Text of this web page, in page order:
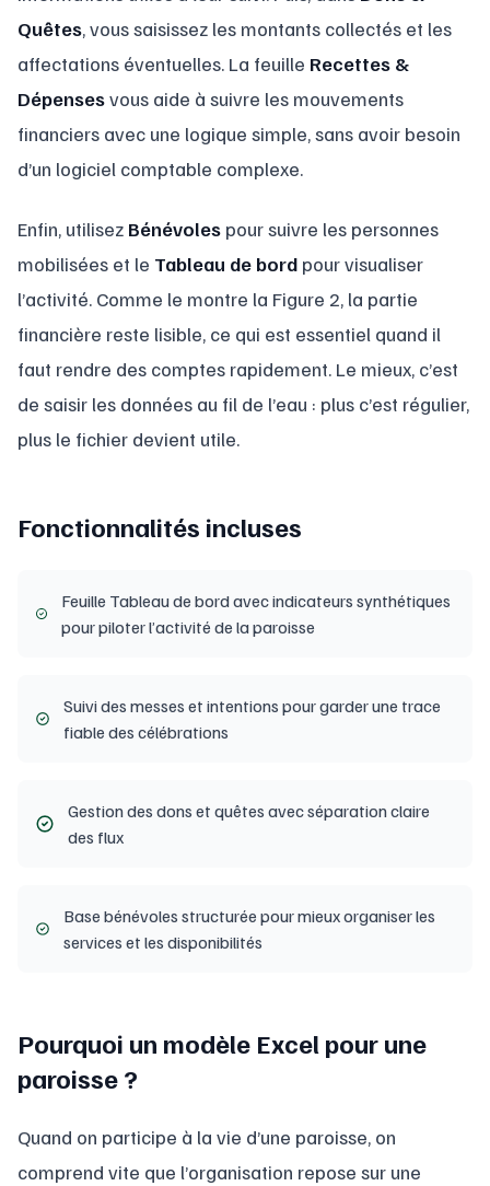
Quêtes, vous saisissez les montants collectés et les
affectations éventuelles. La feuille Recettes &
Dépensesvous aide à suivre les mouvements
financiers avec une logique simple, sans avoir besoin
d’un logiciel comptable complexe.
Enfin, utilisez Bénévoles pour suivre les personnes
mobilisées et le Tableau de bord pour visualiser
l’activité. Comme le montre la Figure 2, la partie
financière reste lisible, ce qui est essentiel quand il
faut rendre des comptes rapidement. Le mieux, c’est
de saisir les données au fil de l’eau : plus c’est régulier,
plus le fichier devient utile.
Fonctionnalités incluses
Feuille Tableau de bord avec indicateurs synthétiques
pour piloter l’activité de la paroisse
Suivi des messes et intentions pour garder une trace
fiable des célébrations
Gestion des dons et quêtes avec séparation claire
des flux
Base bénévoles structurée pour mieux organiser les
services et les disponibilités
Pourquoi un modèle Excel pour une
paroisse ?
Quand on participe à la vie d’une paroisse, on
comprend vite que l’organisation repose sur une